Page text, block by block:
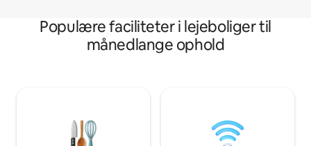
Populære faciliteter i lejeboliger til
månedlange ophold